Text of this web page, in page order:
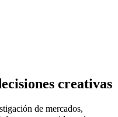
creativas
de mercados,